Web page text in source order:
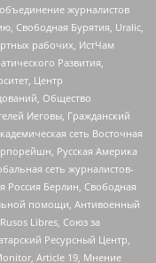
журналистов
Свободная Бурятия, Uralic,
рабочих, ИстЧам
Развития,
Центр
Общество
Иеговы, Гражданский
сеть Восточная
Русская Америка
сеть журналистов-
Россия Берлин, Свободная
помощи, Антивоенный
Libres, Союз за
Ресурсный Центр,
Article 19, Мнение